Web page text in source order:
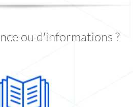
ou d'informations ?